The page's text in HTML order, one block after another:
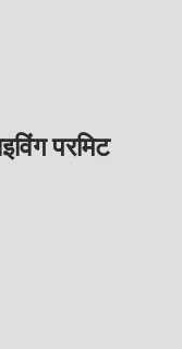
परमिट